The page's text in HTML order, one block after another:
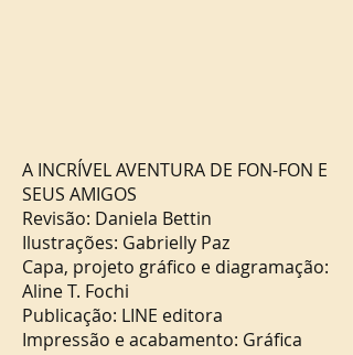
A INCRÍVEL AVENTURA DE FON-FON E
SEUS AMIGOS
Revisão: Daniela Bettin
Ilustrações: Gabrielly Paz
Capa, projeto gráfico e diagramação:
Aline T. Fochi
Publicação: LINE editora
Impressão e acabamento: Gráfica